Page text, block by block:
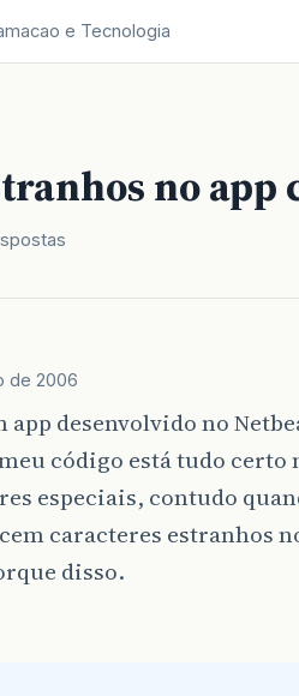
e Tecnologia
no
de 2006
app desenvolvido no
código está tudo certo
especiais, contudo
caracteres estranhos
disso.